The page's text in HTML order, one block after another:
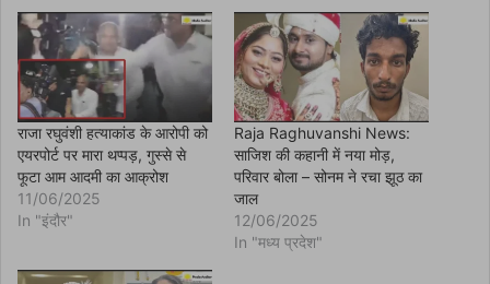
k
(
O
p
n
i
n
n
e
w
w
i
n
d
)
राजा रघुवंशी हत्याकांड के आरोपी को
एयरपोर्ट पर मारा थप्पड़, गुस्से से
फूटा आम आदमी का आक्रोश
11/06/2025
In "इंदौर"
Raja Raghuvanshi News:
साजिश की कहानी में नया मोड़,
परिवार बोला – सोनम ने रचा झूठ का
जाल
12/06/2025
In "मध्य प्रदेश"